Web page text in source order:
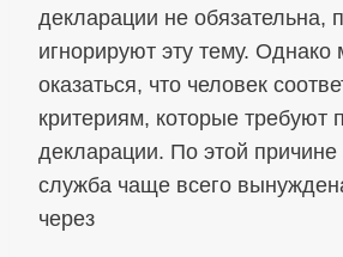
декларации не обязательна,
игнорируют эту тему. Однако
оказаться, что человек
критериям, которые требуют
декларации. По этой причине
служба чаще всего
через